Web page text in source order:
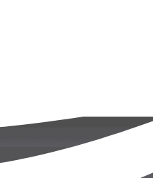
moet zijn tijdens het